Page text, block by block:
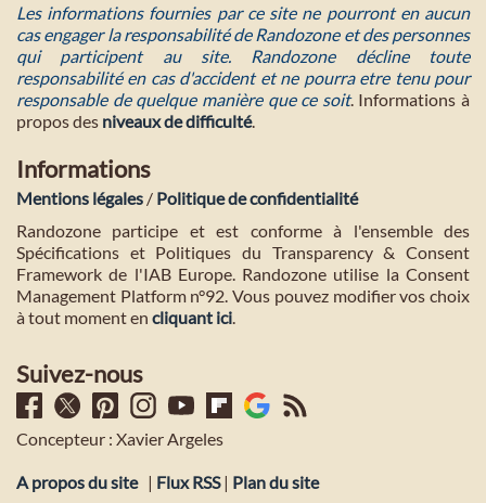
Les informations fournies par ce site ne pourront en aucun
cas engager la responsabilité de Randozone et des personnes
qui participent au site. Randozone décline toute
responsabilité en cas d'accident et ne pourra etre tenu pour
responsable de quelque manière que ce soit. Informations à
propos des niveaux de difficulté.
Informations
Mentions légales / Politique de confidentialité
Randozone participe et est conforme à l'ensemble des
Spécifications et Politiques du Transparency & Consent
Framework de l'IAB Europe. Randozone utilise la Consent
Management Platform n°92. Vous pouvez modifier vos choix
à tout moment en cliquant ici.
Suivez-nous
Concepteur : Xavier Argeles
A propos du site | Flux RSS| Plan du site